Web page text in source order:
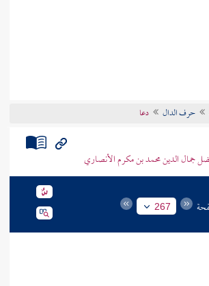
حرف الدال دعا
جمال الدين محمد بن مكرم الأنصاري
267